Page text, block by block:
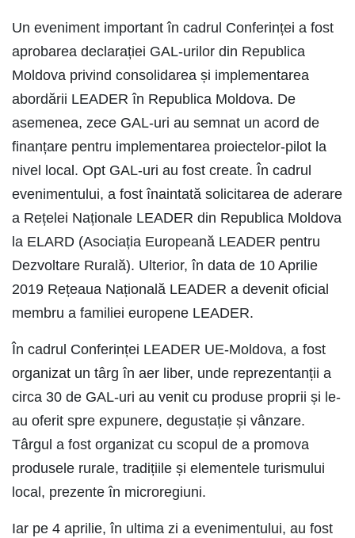
Un eveniment important în cadrul Conferinței a fost
aprobarea declarației GAL-urilor din Republica
Moldova privind consolidarea și implementarea
abordării LEADER în Republica Moldova. De
asemenea, zece GAL-uri au semnat un acord de
finanțare pentru implementarea proiectelor-pilot la
nivel local. Opt GAL-uri au fost create. În cadrul
evenimentului, a fost înaintată solicitarea de aderare
a Rețelei Naționale LEADER din Republica Moldova
la ELARD (Asociația Europeană LEADER pentru
Dezvoltare Rurală). Ulterior, în data de 10 Aprilie
2019 Rețeaua Națională LEADER a devenit oficial
membru a familiei europene LEADER.
În cadrul Conferinței LEADER UE-Moldova, a fost
organizat un târg în aer liber, unde reprezentanții a
circa 30 de GAL-uri au venit cu produse proprii și le-
au oferit spre expunere, degustație și vânzare.
Târgul a fost organizat cu scopul de a promova
produsele rurale, tradițiile și elementele turismului
local, prezente în microregiuni.
Iar pe 4 aprilie, în ultima zi a evenimentului, au fost